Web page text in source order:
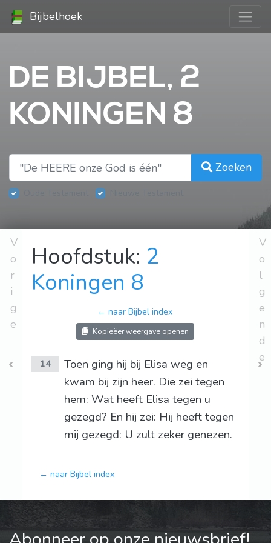
Bijbelhoek
DE BIJBEL, 2
KONINGEN 8
Zoeken
V
o
r
i
g
e
Hoofdstuk: 2
Koningen 8
← naar Bijbel index
Kopieëer weergave openen
14
Toen ging hij bij Elisa weg en
kwam bij zijn heer. Die zei tegen
hem: Wat heeft Elisa tegen u
gezegd? En hij zei: Hij heeft tegen
mij gezegd: U zult zeker genezen.
← naar Bijbel index
V
o
l
g
e
n
d
e